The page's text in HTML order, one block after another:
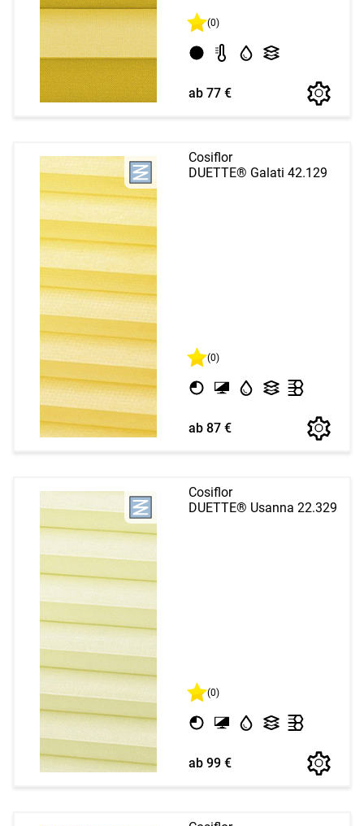
(0)
ab 77 €
Cosiflor
DUETTE® Galati 42.129
(0)
ab 87 €
Cosiflor
DUETTE® Usanna 22.329
(0)
ab 99 €